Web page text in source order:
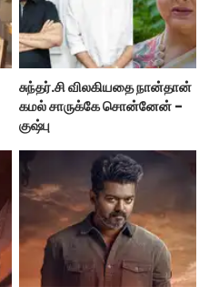
சுந்தர்.சி விலகியதை நான்தான்
கமல் சாருக்கே சொன்னேன் -
குஷ்பு